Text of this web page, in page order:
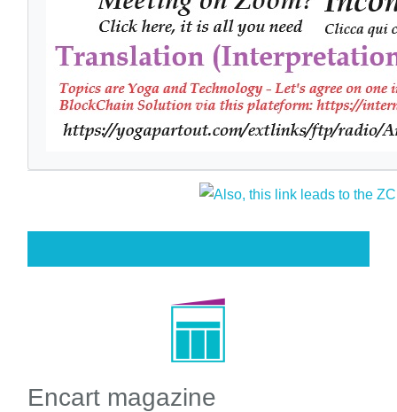
Encart magazine